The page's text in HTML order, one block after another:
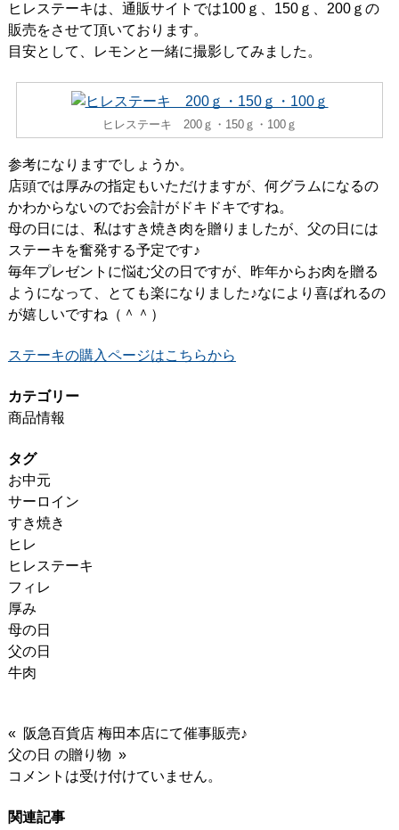
ヒレステーキは、通販サイトでは100ｇ、150ｇ、200ｇの
販売をさせて頂いております。
目安として、レモンと一緒に撮影してみました。
ヒレステーキ 200ｇ・150ｇ・100ｇ
参考になりますでしょうか。
店頭では厚みの指定もいただけますが、何グラムになるの
かわからないのでお会計がドキドキですね。
母の日には、私はすき焼き肉を贈りましたが、父の日には
ステーキを奮発する予定です♪
毎年プレゼントに悩む父の日ですが、昨年からお肉を贈る
ようになって、とても楽になりました♪なにより喜ばれるの
が嬉しいですね（＾＾）
ステーキの購入ページはこちらから
カテゴリー
商品情報
タグ
お中元
サーロイン
すき焼き
ヒレ
ヒレステーキ
フィレ
厚み
母の日
父の日
牛肉
« 阪急百貨店 梅田本店にて催事販売♪
父の日 の贈り物 »
コメントは受け付けていません。
関連記事